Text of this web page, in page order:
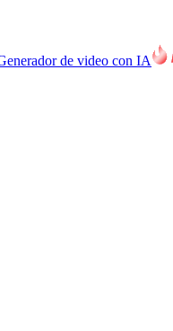
de video con IA